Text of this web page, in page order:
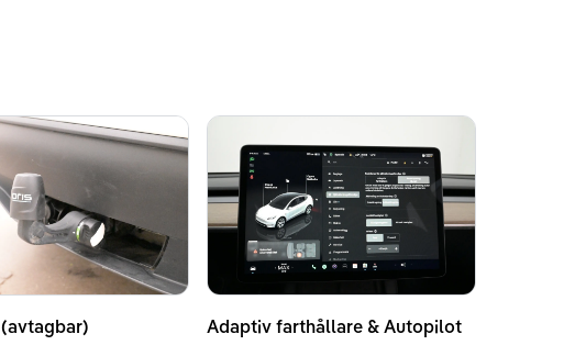
Adaptiv farthållare & Autopilot